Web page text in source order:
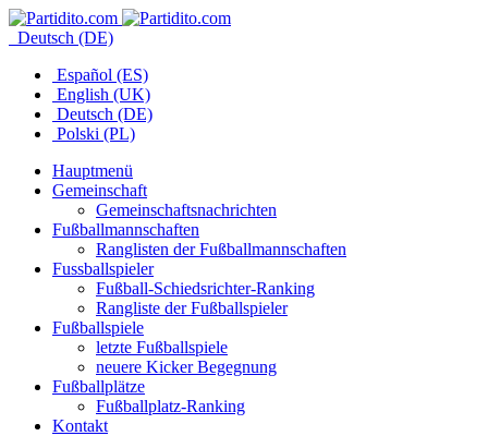
Deutsch (DE)
Español (ES)
English (UK)
Deutsch (DE)
Polski (PL)
Hauptmenü
Gemeinschaft
Gemeinschaftsnachrichten
Fußballmannschaften
Ranglisten der Fußballmannschaften
Fussballspieler
Fußball-Schiedsrichter-Ranking
Rangliste der Fußballspieler
Fußballspiele
letzte Fußballspiele
neuere Kicker Begegnung
Fußballplätze
Fußballplatz-Ranking
Kontakt